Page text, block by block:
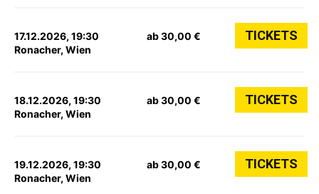
17.12.2026, 19:30
Ronacher, Wien
ab 30,00 € TICKETS
18.12.2026, 19:30
Ronacher, Wien
ab 30,00 € TICKETS
19.12.2026, 19:30
Ronacher, Wien
ab 30,00 € TICKETS